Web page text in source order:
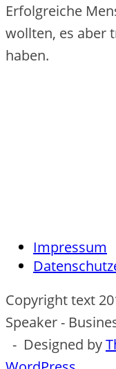
Erfolgreiche
wollten, es aber
haben.
Impressum
Copyright text
Speaker -
- Designed by